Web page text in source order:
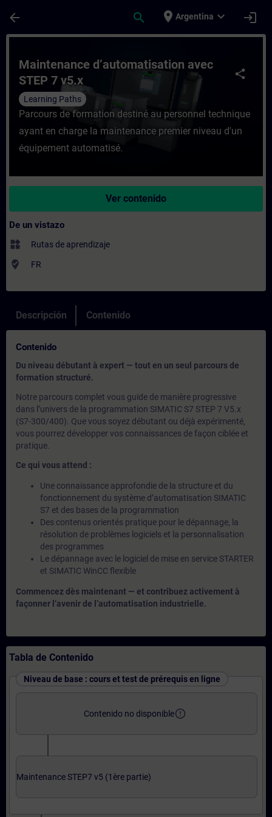
arrow_back search place Argentina expand_more login
share
Maintenance d’automatisation avec
STEP 7 v5.x
Learning Paths
Parcours de formation destiné au personnel technique
ayant en charge la maintenance premier niveau d'un
équipement automatisé.
Ver contenido
De un vistazo
widgets Rutas de aprendizaje
where_to_vote FR
Descripción Contenido
Contenido
Du niveau débutant à expert — tout en un seul parcours de
formation structuré.
Notre parcours complet vous guide de manière progressive
dans l’univers de la programmation SIMATIC S7 STEP 7 V5.x
(S7-300/400). Que vous soyez débutant ou déjà expérimenté,
vous pourrez développer vos connaissances de façon ciblée et
pratique.
Ce qui vous attend :
Une connaissance approfondie de la structure et du
fonctionnement du système d’automatisation SIMATIC
S7 et des bases de la programmation
Des contenus orientés pratique pour le dépannage, la
résolution de problèmes logiciels et la personnalisation
des programmes
Le dépannage avec le logiciel de mise en service STARTER
et SIMATIC WinCC flexible
Commencez dès maintenant — et contribuez activement à
façonner l’avenir de l’automatisation industrielle.
Tabla de Contenido
Niveau de base : cours et test de prérequis en ligne
Contenido no disponibleerror_outline
Maintenance STEP7 v5 (1ère partie)